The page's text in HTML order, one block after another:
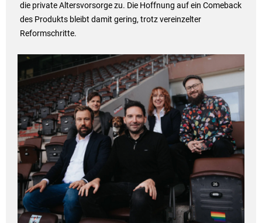
die private Altersvorsorge zu. Die Hoffnung auf ein Comeback
des Produkts bleibt damit gering, trotz vereinzelter
Reformschritte.